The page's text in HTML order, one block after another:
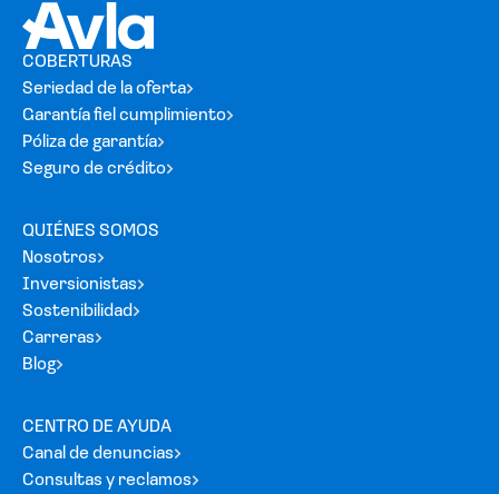
COBERTURAS
Seriedad de la oferta
Garantía fiel cumplimiento
Póliza de garantía
Seguro de crédito
QUIÉNES SOMOS
Nosotros
Inversionistas
Sostenibilidad
Carreras
Blog
CENTRO DE AYUDA
Canal de denuncias
Consultas y reclamos